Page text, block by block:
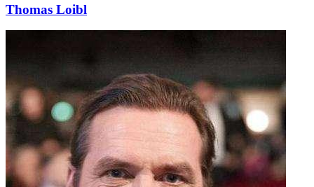
Thomas Loibl